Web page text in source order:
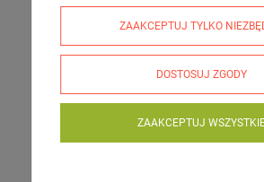
Figurka dekoracyjna sowa biało srebrna
ZAAKCEPTUJ TYLKO
DOSTOSUJ ZGODY
ZAAKCEPTUJ